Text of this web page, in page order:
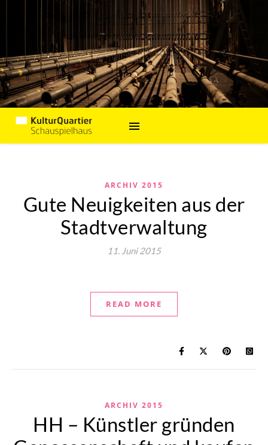
ARCHIV 2015
Gute Neuigkeiten aus der
Stadtverwaltung
11. Juni 2015
READ MORE
ARCHIV 2015
HH – Künstler gründen